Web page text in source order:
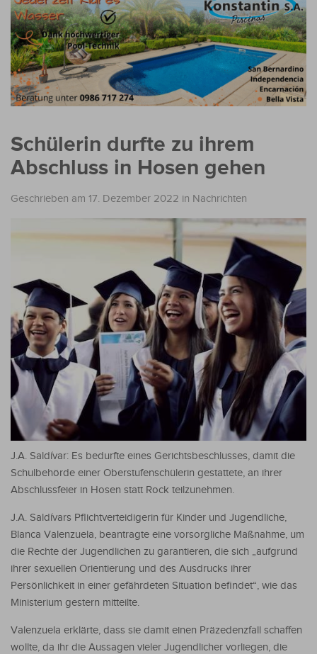
Schülerin durfte zu ihrem
Abschluss in Hosen gehen
Geschrieben am 17. Dezember 2022 in Nachrichten
J.A. Saldívar: Es bedurfte eines Gerichtsbeschlusses, damit die
Schulbehörde einer Oberstufenschülerin gestattete, an ihrer
Abschlussfeier in Hosen statt Rock teilzunehmen.
J.A. Saldívars Pflichtverteidigerin für Kinder und Jugendliche,
Blanca Valenzuela, beantragte eine vorsorgliche Maßnahme, um
die Rechte der Jugendlichen zu garantieren, die sich „aufgrund
ihrer sexuellen Orientierung und des Ausdrucks ihrer
Persönlichkeit in einer gefährdeten Situation befindet“, wie das
Ministerium gestern mitteilte.
Valenzuela erklärte, dass sie damit einen Präzedenzfall schaffen
wollte, da ihr die Aussagen vieler Jugendlicher vorliegen, die